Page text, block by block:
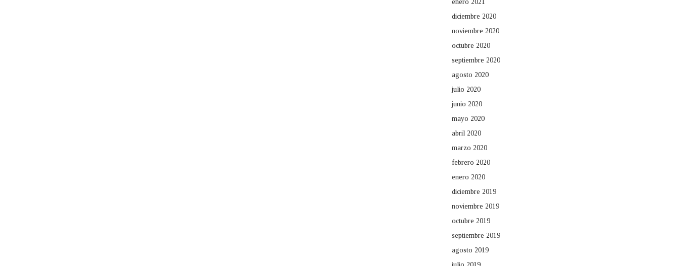
enero 2021
diciembre 2020
noviembre 2020
octubre 2020
septiembre 2020
agosto 2020
julio 2020
junio 2020
mayo 2020
abril 2020
marzo 2020
febrero 2020
enero 2020
diciembre 2019
noviembre 2019
octubre 2019
septiembre 2019
agosto 2019